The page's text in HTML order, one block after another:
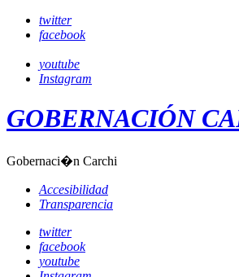
twitter
facebook
youtube
Instagram
GOBERNACIÓN
Gobernaci�n Carchi
Accesibilidad
Transparencia
twitter
facebook
youtube